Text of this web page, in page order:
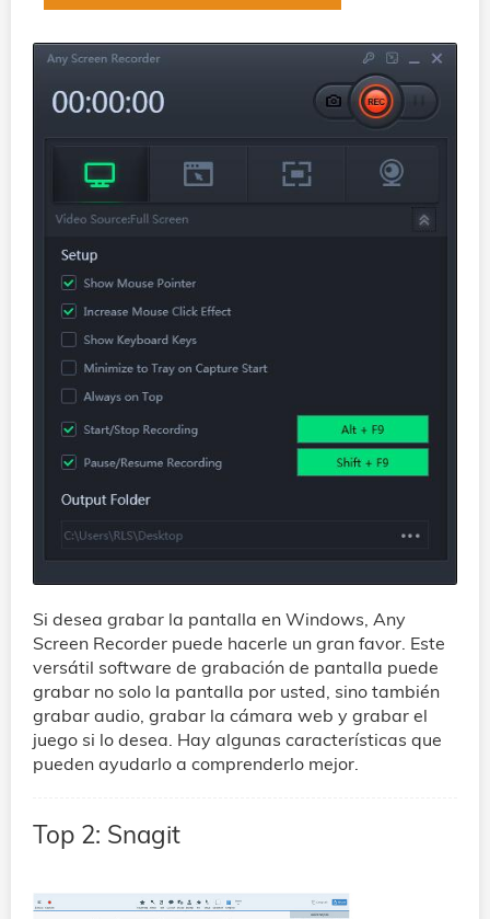
Si desea grabar la pantalla en Windows, Any
Screen Recorder puede hacerle un gran favor. Este
versátil software de grabación de pantalla puede
grabar no solo la pantalla por usted, sino también
grabar audio, grabar la cámara web y grabar el
juego si lo desea. Hay algunas características que
pueden ayudarlo a comprenderlo mejor.
Top 2: Snagit